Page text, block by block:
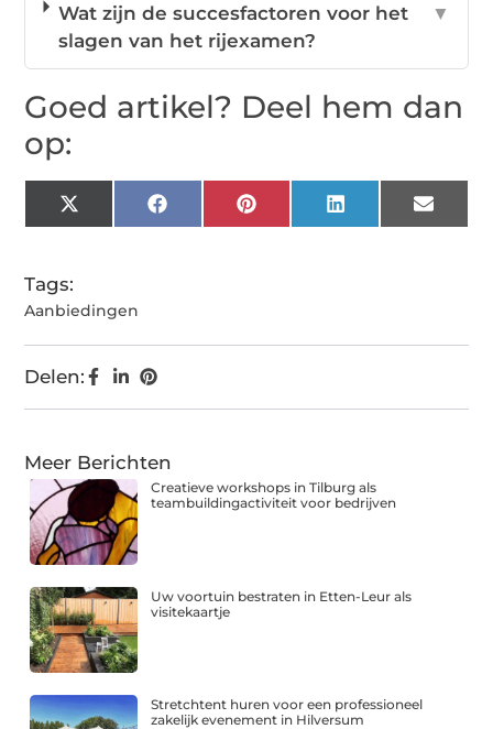
Wat zijn de succesfactoren voor het
slagen van het rijexamen?
▼
Goed artikel? Deel hem dan
op:
X
(Twitter)
FacebookPinterestLinkedIn Email
Tags:
Aanbiedingen
Delen:
Meer Berichten
Creatieve workshops in Tilburg als
teambuildingactiviteit voor bedrijven
Uw voortuin bestraten in Etten-Leur als
visitekaartje
Stretchtent huren voor een professioneel
zakelijk evenement in Hilversum